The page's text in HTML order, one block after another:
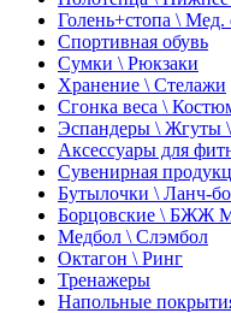
Голень+стопа \ Мед.
Спортивная обувь
Сумки \ Рюкзаки
Хранение \ Стелажи
Сгонка веса \
Эспандеры \ Жгуты
Аксессуары для
Сувенирная
Бутылочки \ Ланч-
Борцовские \ БЖЖ
Медбол \ Слэмбол
Октагон \ Ринг
Тренажеры
Напольные